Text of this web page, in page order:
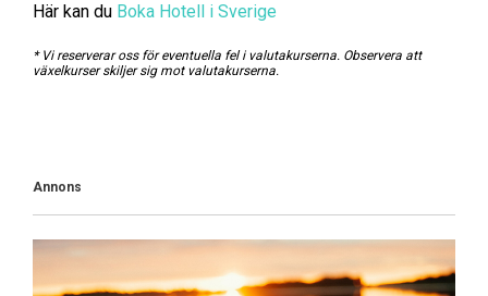
Här kan du Boka Hotell i Sverige
* Vi reserverar oss för eventuella fel i valutakurserna. Observera att
växelkurser skiljer sig mot valutakurserna.
Annons